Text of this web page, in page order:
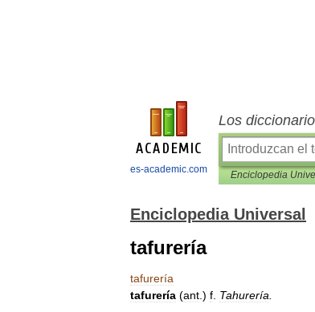
es-academic.com
Los
Enciclopedia
Enciclopedia Universal
tafurería
tafurería
tafurería (ant .) f Tahurería